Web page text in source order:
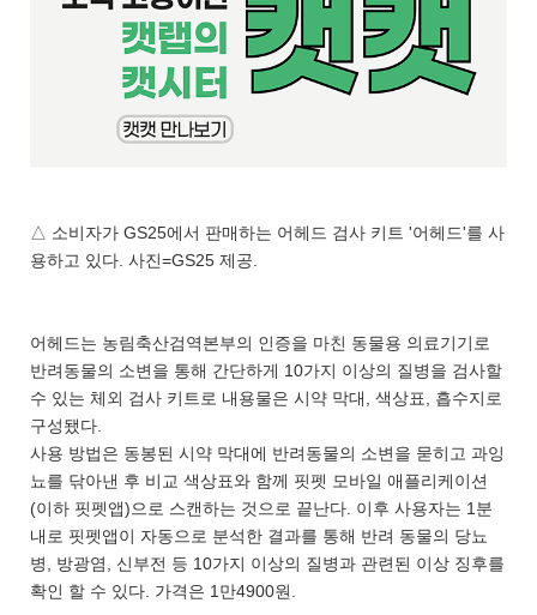
△ 소비자가 GS25에서 판매하는 어헤드 검사 키트 '어헤드'를 사
용하고 있다. 사진=GS25 제공.
어헤드는 농림축산검역본부의 인증을 마친 동물용 의료기기로
반려동물의 소변을 통해 간단하게 10가지 이상의 질병을 검사할
수 있는 체외 검사 키트로 내용물은 시약 막대, 색상표, 흡수지로
구성됐다.
사용 방법은 동봉된 시약 막대에 반려동물의 소변을 묻히고 과잉
뇨를 닦아낸 후 비교 색상표와 함께 핏펫 모바일 애플리케이션
(이하 핏펫앱)으로 스캔하는 것으로 끝난다. 이후 사용자는 1분
내로 핏펫앱이 자동으로 분석한 결과를 통해 반려 동물의 당뇨
병, 방광염, 신부전 등 10가지 이상의 질병과 관련된 이상 징후를
확인 할 수 있다. 가격은 1만4900원.